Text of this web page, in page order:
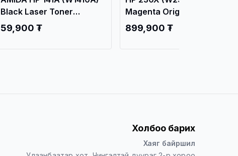
Black Laser Toner
Cartridge OEM /HP
LaserJet MFP M139
59,900 ₮
Magenta Original Laser
Jet Toner Cartridge HP
Color Laser Jet Pro MFP
899,900 ₮
Холбоо барих
Хаяг байршил